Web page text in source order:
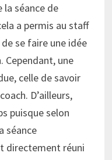
séance de
a permis au staff
se faire une idée
Cependant, une
celle de savoir
D’ailleurs,
puisque selon
séance
directement réuni